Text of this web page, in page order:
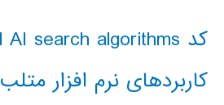
کد classical AI search algorithms
کاربردهای نرم افزار متلب